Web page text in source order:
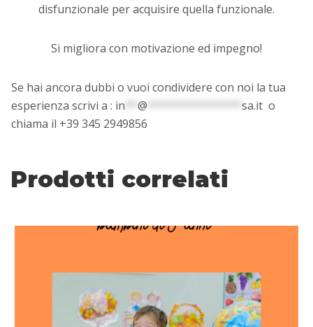
disfunzionale per acquisire quella funzionale.
Si migliora con motivazione ed impegno!
Se hai ancora dubbi o vuoi condividere con noi la tua
esperienza scrivi a : in @ sa.it o
chiama il +39 345 2949856
Prodotti correlati